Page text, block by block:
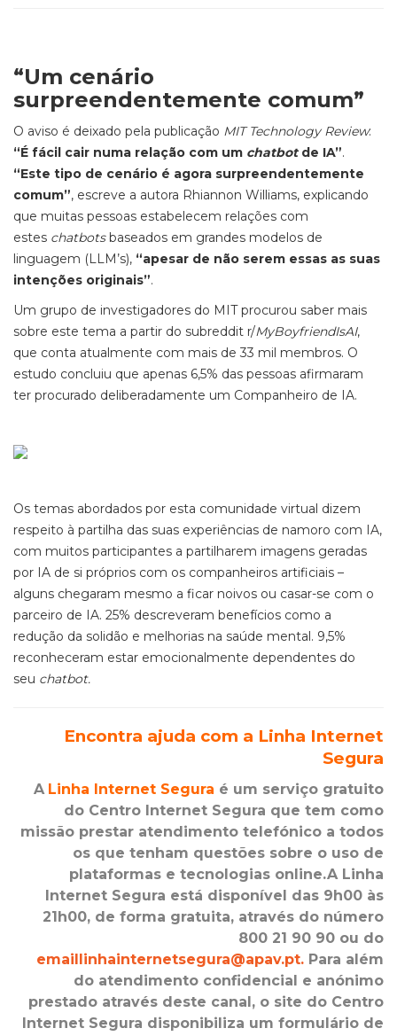
“Um cenário
surpreendentemente comum”
O aviso é deixado pela publicação MIT Technology Review:
“É fácil cair numa relação com um chatbot de IA”.
“Este tipo de cenário é agora surpreendentemente
comum”, escreve a autora Rhiannon Williams, explicando
que muitas pessoas estabelecem relações com
estes chatbotsbaseados em grandes modelos de
linguagem (LLM’s), “apesar de não serem essas as suas
intenções originais”.
Um grupo de investigadores do MIT procurou saber mais
sobre este tema a partir do subreddit r/MyBoyfriendIsAI,
que conta atualmente com mais de 33 mil membros. O
estudo concluiu que apenas 6,5% das pessoas afirmaram
ter procurado deliberadamente um Companheiro de IA.
Os temas abordados por esta comunidade virtual dizem
respeito à partilha das suas experiências de namoro com IA,
com muitos participantes a partilharem imagens geradas
por IA de si próprios com os companheiros artificiais –
alguns chegaram mesmo a ficar noivos ou casar-se com o
parceiro de IA. 25% descreveram benefícios como a
redução da solidão e melhorias na saúde mental. 9,5%
reconheceram estar emocionalmente dependentes do
seu chatbot.
Encontra ajuda com a Linha Internet
Segura
A Linha Internet Segura é um serviço gratuito
do Centro Internet Segura que tem como
missão prestar atendimento telefónico a todos
os que tenham questões sobre o uso de
plataformas e tecnologias online.A Linha
Internet Segura está disponível das 9h00 às
21h00, de forma gratuita, através do número
800 21 90 90 ou do
emaillinhainternetsegura@apav.pt. Para além
do atendimento confidencial e anónimo
prestado através deste canal, o site do Centro
Internet Segura disponibiliza um formulário de